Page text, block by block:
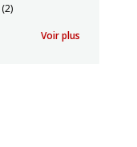
(2)
Voir plus